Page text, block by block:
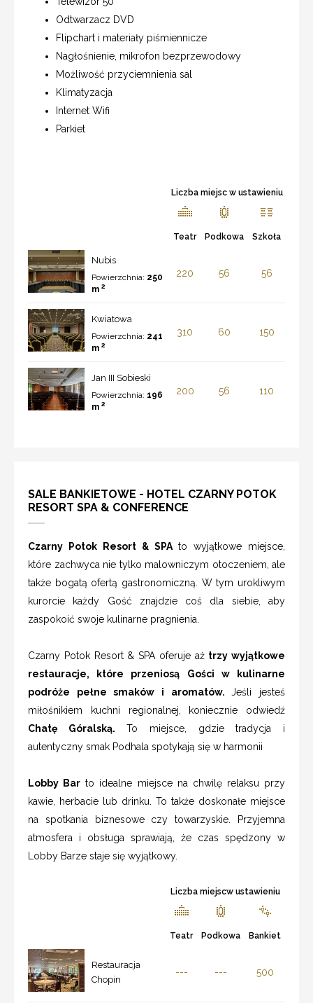
Odtwarzacz DVD
Flipchart i materiały piśmiennicze
Nagłośnienie, mikrofon bezprzewodowy
Możliwość przyciemnienia sal
Klimatyzacja
Internet Wifi
Parkiet
Liczba miejsc w ustawieniu
Teatr Podkowa Szkoła
Nubis
Powierzchnia: 250
m 2
220 56 56
Kwiatowa
Powierzchnia: 241
m 2
310 60 150
Jan III Sobieski
Powierzchnia: 196
m 2
200 56 110
SALE BANKIETOWE - HOTEL CZARNY POTOK
RESORT SPA & CONFERENCE
Czarny Potok Resort & SPA to wyjątkowe miejsce,
które zachwyca nie tylko malowniczym otoczeniem, ale
także bogatą ofertą gastronomiczną. W tym urokliwym
kurorcie każdy Gość znajdzie coś dla siebie, aby
zaspokoić swoje kulinarne pragnienia.
Czarny Potok Resort & SPA oferuje aż trzy wyjątkowe
restauracje, które przeniosą Gości w kulinarne
podróże pełne smaków i aromatów.Jeśli jesteś
miłośnikiem kuchni regionalnej, koniecznie odwiedź
Chatę Góralską. To miejsce, gdzie tradycja i
autentyczny smak Podhala spotykają się w harmonii
Lobby Bar to idealne miejsce na chwilę relaksu przy
kawie, herbacie lub drinku. To także doskonałe miejsce
na spotkania biznesowe czy towarzyskie. Przyjemna
atmosfera i obsługa sprawiają, że czas spędzony w
Lobby Barze staje się wyjątkowy.
Liczba miejscw ustawieniu
Teatr Podkowa Bankiet
Restauracja
Chopin
--- --- 500